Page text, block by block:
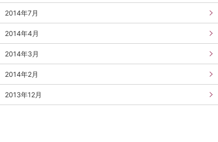
2014年7月
2014年4月
2014年3月
2014年2月
2013年12月